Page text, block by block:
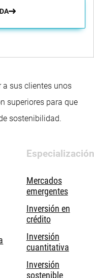
a sus clientes unos
superiores para que
sostenibilidad.
Especialización
Mercados
emergentes
Inversión en
crédito
Inversión
cuantitativa
Inversión
sostenible